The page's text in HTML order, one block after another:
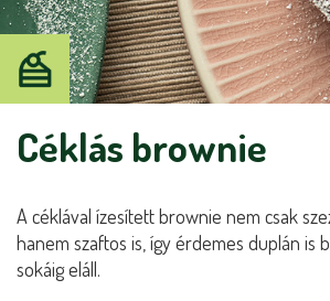
Céklás brownie
A céklával ízesített brownie nem csak
hanem szaftos is, így érdemes duplán is
sokáig eláll.